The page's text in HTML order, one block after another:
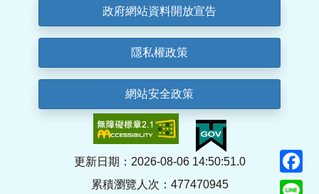
政府網站資料開放宣告
隱私權政策
網站安全政策
更新日期：2026-08-06 14:50:51.0
累積瀏覽人次：477470945